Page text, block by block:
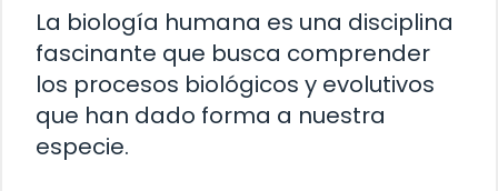
La biología humana es una disciplina
fascinante que busca comprender
los procesos biológicos y evolutivos
que han dado forma a nuestra
especie.